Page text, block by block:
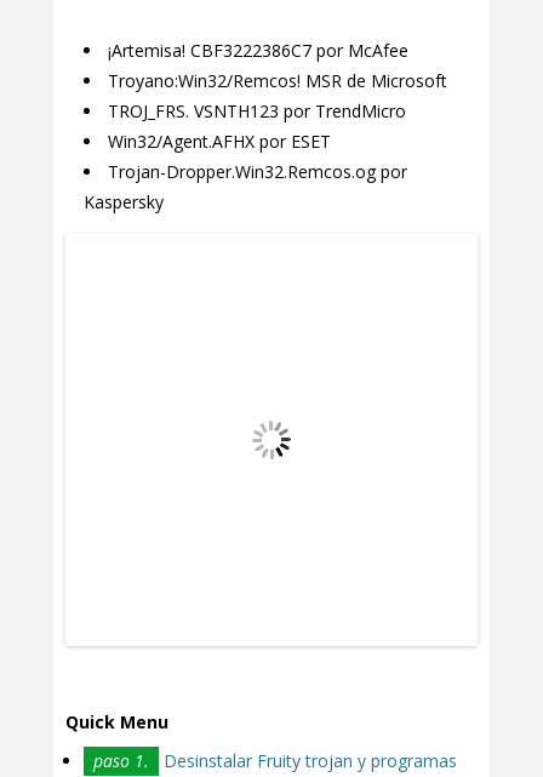
¡Artemisa! CBF3222386C7 por McAfee
Troyano:Win32/Remcos! MSR de Microsoft
TROJ_FRS. VSNTH123 por TrendMicro
Win32/Agent.AFHX por ESET
Trojan-Dropper.Win32.Remcos.og por
Kaspersky
Quick Menu
paso 1.
Desinstalar Fruity trojan y programas